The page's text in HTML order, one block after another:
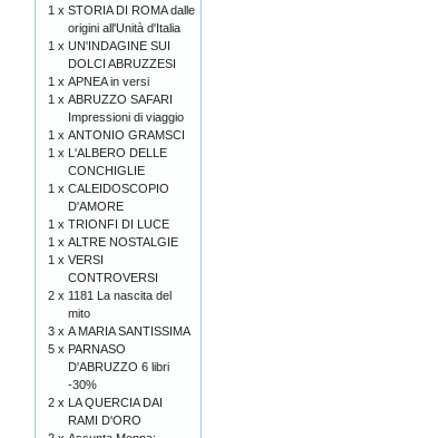
1 x STORIA DI ROMA dalle
origini all'Unità d'Italia
1 x UN'INDAGINE SUI
DOLCI ABRUZZESI
1 x APNEA in versi
1 x ABRUZZO SAFARI
Impressioni di viaggio
1 x ANTONIO GRAMSCI
1 x L'ALBERO DELLE
CONCHIGLIE
1 x CALEIDOSCOPIO
D'AMORE
1 x TRIONFI DI LUCE
1 x ALTRE NOSTALGIE
1 x VERSI
CONTROVERSI
2 x 1181 La nascita del
mito
3 x A MARIA SANTISSIMA
5 x PARNASO
D'ABRUZZO 6 libri
-30%
2 x LA QUERCIA DAI
RAMI D'ORO